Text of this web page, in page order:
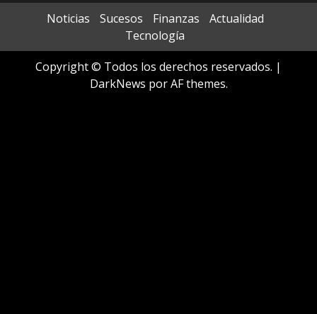
Noticias Sucesos Finanzas
Actualidad
Tecnología
Copyright © Todos los derechos reservados. |
DarkNews por AF themes.